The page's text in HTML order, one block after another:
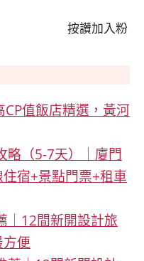
按讚加入粉
值飯店精選，黃河
略（5-7天）｜廈門
宿+景點門票+租車
｜12間新開設計旅
便